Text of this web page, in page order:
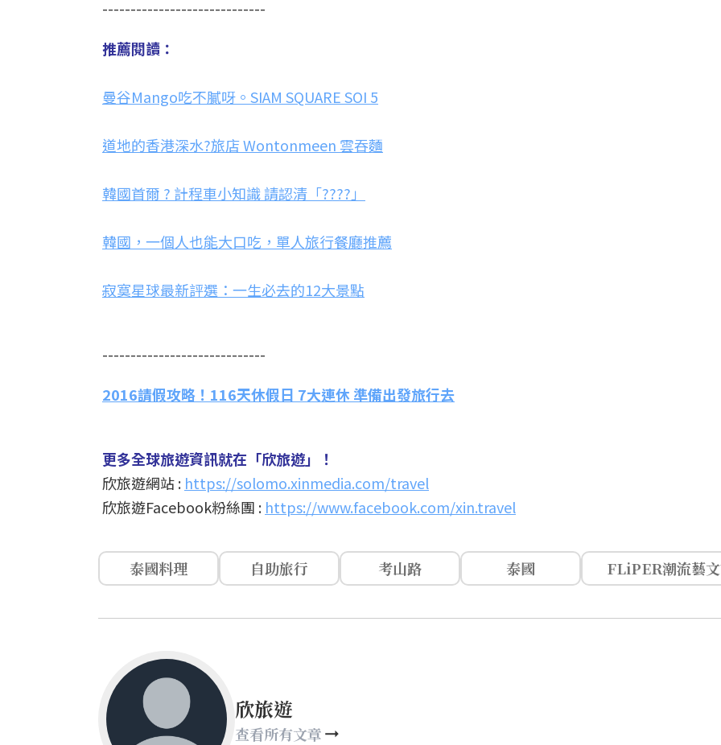
-----------------------------
推薦閱讀：
曼谷Mango吃不膩呀。SIAM SQUARE SOI 5
道地的香港深水?旅店 Wontonmeen 雲吞麵
韓國首爾 ? 計程車小知識 請認清「????」
韓國，一個人也能大口吃，單人旅行餐廳推薦
寂寞星球最新評選：一生必去的12大景點
-----------------------------
2016請假攻略！116天休假日 7大連休 準備出發旅行去
更多全球旅遊資訊就在「欣旅遊」！
欣旅遊網站 : https://solomo.xinmedia.com/travel
欣旅遊Facebook粉絲團 : https://www.facebook.com/xin.travel
泰國料理 自助旅行 考山路 泰國 FLiPER潮流藝
欣旅遊
查看所有文章